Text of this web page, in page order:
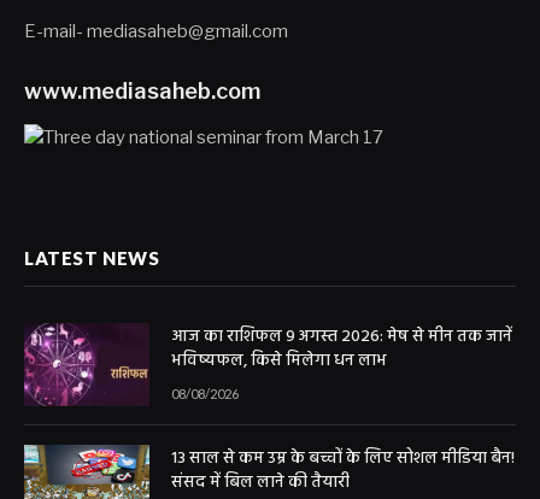
E-mail- mediasaheb@gmail.com
www.mediasaheb.com
LATEST NEWS
आज का राशिफल 9 अगस्त 2026: मेष से मीन तक जानें
भविष्यफल, किसे मिलेगा धन लाभ
08/08/2026
13 साल से कम उम्र के बच्चों के लिए सोशल मीडिया बैन!
संसद में बिल लाने की तैयारी